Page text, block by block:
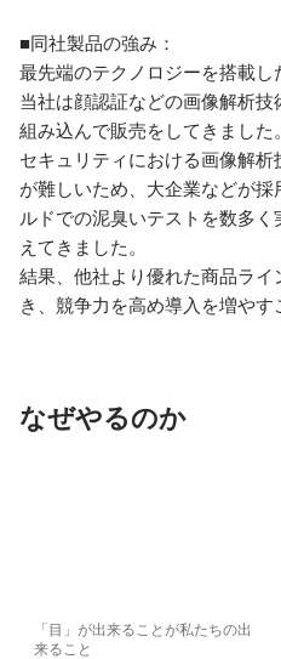
■同社製品の強み：
最先端のテクノロジーを搭載し
当社は顔認証などの画像解析
組み込んで販売をしてきました。
セキュリティにおける画像解
が難しいため、大企業などが
ルドでの泥臭いテストを数多
えてきました。
結果、他社より優れた商品ラ
き、競争力を高め導入を増やす
なぜやるのか
「目」が出来ることが私たちの出
来ること